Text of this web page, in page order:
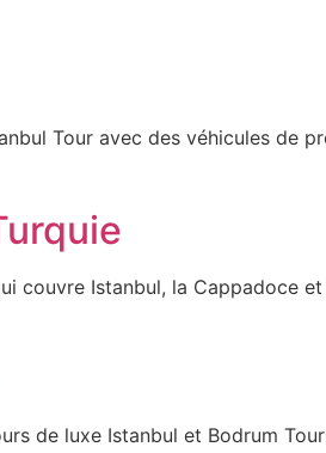
Tour avec des véhicules de
couvre Istanbul, la Cappadoce
de luxe Istanbul et Bodrum